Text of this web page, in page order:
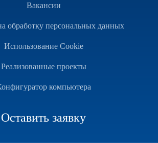
Вакансии
обработку персональных данных
Использование Cookie
Реализованные проекты
компьютера
Оставить заявку